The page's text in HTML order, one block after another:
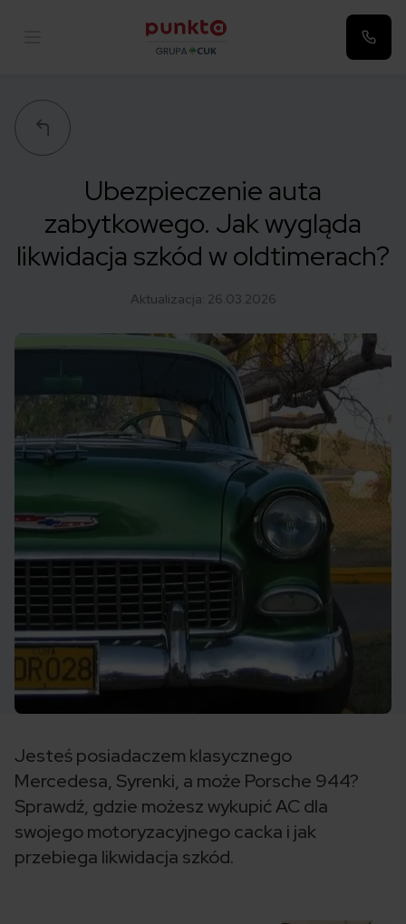
Ubezpieczenie auta
zabytkowego. Jak wygląda
likwidacja szkód w oldtimerach?
Aktualizacja: 26.03.2026
Jesteś posiadaczem klasycznego
Mercedesa, Syrenki, a może Porsche 944?
Sprawdź, gdzie możesz wykupić AC dla
swojego motoryzacyjnego cacka i jak
przebiega likwidacja szkód.